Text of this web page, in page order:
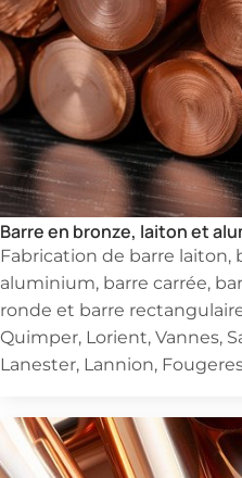
Barre en bronze, laiton et
Fabrication de barre laiton,
aluminium, barre carrée,
ronde et barre
Quimper, Lorient, Vannes,
Lanester, Lannion,